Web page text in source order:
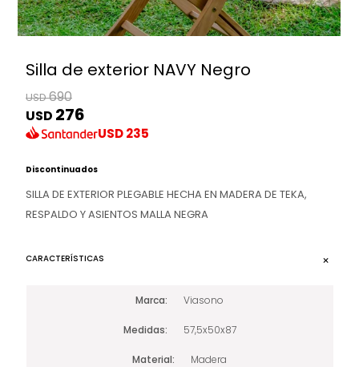
Silla de exterior NAVY Negro
USD690
USD 276
USD235
Discontinuados
SILLA DE EXTERIOR PLEGABLE HECHA EN MADERA DE TEKA,
RESPALDO Y ASIENTOS MALLA NEGRA
CARACTERÍSTICAS
Marca Viasono
Medidas 57,5x50x87
Material Madera